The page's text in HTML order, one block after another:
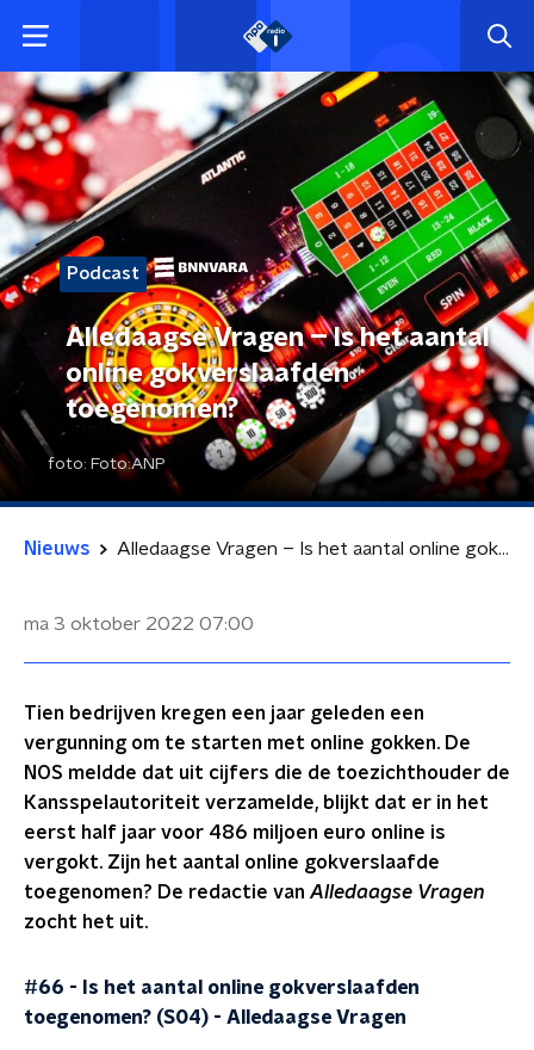
Podcast
Alledaagse Vragen – Is het aantal
online gokverslaafden
toegenomen?
foto: Foto:ANP
Nieuws Alledaagse Vragen – Is het aantal online gokverslaafden toegenomen?
ma 3 oktober 2022 07:00
Tien bedrijven kregen een jaar geleden een
vergunning om te starten met online gokken. De
NOS meldde dat uit cijfers die de toezichthouder de
Kansspelautoriteit verzamelde, blijkt dat er in het
eerst half jaar voor 486 miljoen euro online is
vergokt. Zijn het aantal online gokverslaafde
toegenomen? De redactie van Alledaagse Vragen
zocht het uit.
#66 - Is het aantal online gokverslaafden
toegenomen? (S04) - Alledaagse Vragen